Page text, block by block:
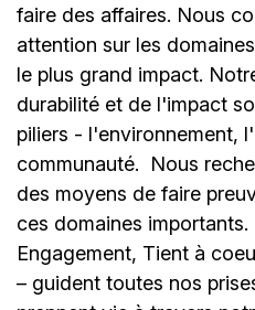
faire des affaires. Nous
attention sur les
le plus grand impact.
durabilité et de l'impact
piliers - l'environnement,
communauté.
Nous
des moyens de faire
ces domaines importants.
Engagement, Tient à
– guident toutes nos